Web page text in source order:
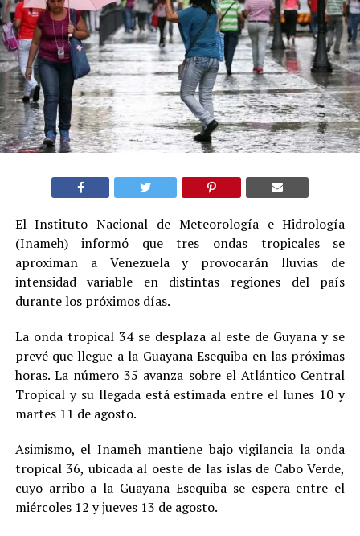
El Instituto Nacional de Meteorología e Hidrología
(Inameh) informó que tres ondas tropicales se
aproximan a Venezuela y provocarán lluvias de
intensidad variable en distintas regiones del país
durante los próximos días.
La onda tropical 34 se desplaza al este de Guyana y se
prevé que llegue a la Guayana Esequiba en las próximas
horas. La número 35 avanza sobre el Atlántico Central
Tropical y su llegada está estimada entre el lunes 10 y
martes 11 de agosto.
Asimismo, el Inameh mantiene bajo vigilancia la onda
tropical 36, ubicada al oeste de las islas de Cabo Verde,
cuyo arribo a la Guayana Esequiba se espera entre el
miércoles 12 y jueves 13 de agosto.